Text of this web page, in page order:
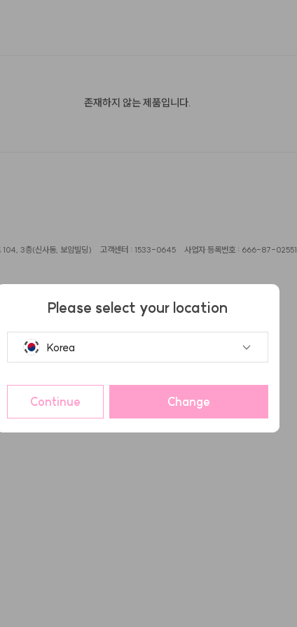
존재하지 않는 제품입니다.
104, 3층(신사동, 보암빌딩) 고객센터 : 1533-0645 사업자 등록번호 : 666-87-02551
Please select your location
Korea
Continue Change